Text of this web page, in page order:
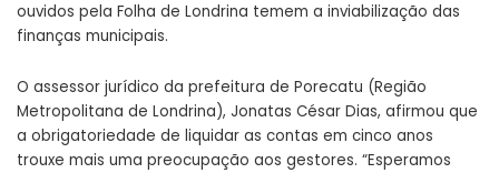
ouvidos pela Folha de Londrina temem a inviabilização das
finanças municipais.
O assessor jurídico da prefeitura de Porecatu (Região
Metropolitana de Londrina), Jonatas César Dias, afirmou que
a obrigatoriedade de liquidar as contas em cinco anos
trouxe mais uma preocupação aos gestores. “Esperamos